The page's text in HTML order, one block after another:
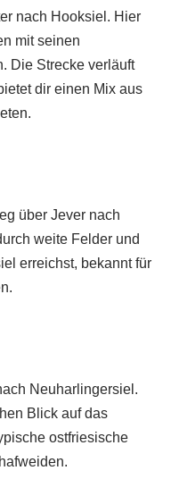
nach Hooksiel. Hier
mit seinen
Die Strecke verläuft
dir einen Mix aus
über Jever nach
weite Felder und
erreichst, bekannt für
Neuharlingersiel.
Blick auf das
ostfriesische